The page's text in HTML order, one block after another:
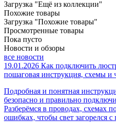
Загрузка "Ещё из коллекции"
Похожие товары
Загрузка "Похожие товары"
Просмотренные товары
Пока пусто
Новости и обзоры
все новости
19.01.2026 Как подключить
пошаговая инструкция, схемы и
Подробная и понятная
безопасно и правильно
Разберёмся в проводах, схемах
ошибках, чтобы свет загорелся с